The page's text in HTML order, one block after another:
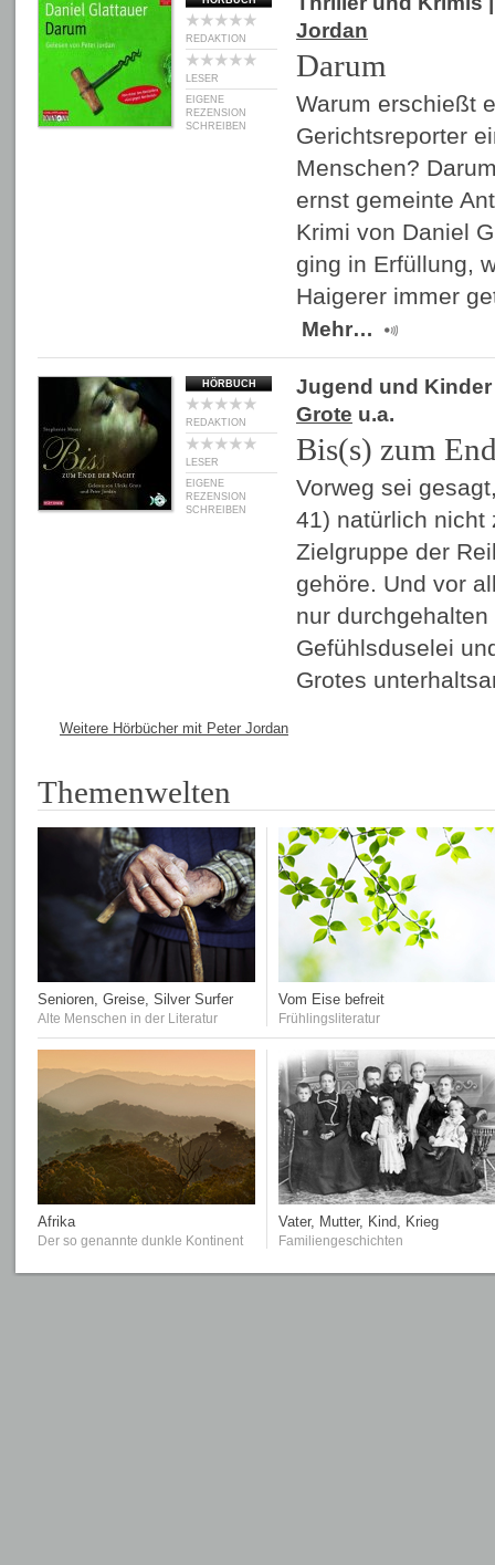
REDAKTION
LESER
EIGENE
REZENSION
SCHREIBEN
Jordan
Darum
Warum erschießt
Gerichtsreporter
Menschen?
ernst gemeinte
Krimi von Daniel
ging in Erfüllung,
Haigerer immer
Mehr…
HÖRBUCH
REDAKTION
LESER
EIGENE
REZENSION
SCHREIBEN
Jugend und Kinder
Grote u.a.
Bis(s) zum
Vorweg sei
41) natürlich nicht
Zielgruppe der
gehöre. Und vor
nur
Gefühlsduselei
Grotes
Weitere Hörbücher mit Peter Jordan
Themenwelten
Senioren, Greise, Silver Surfer
Alte Menschen in der Literatur
Vom Eise befreit
Frühlingsliteratur
Afrika
Der so genannte dunkle Kontinent
Vater, Mutter, Kind, Krieg
Familiengeschichten